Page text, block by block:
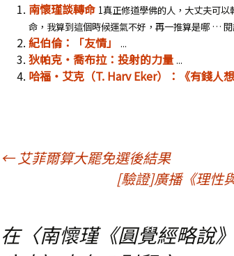
南懷瑾談轉命 1真正修道學佛的人，大丈夫可
命，我算到這個時候運氣不好，再一推算是哪 …
紀伯倫：「友情」 ...
狄帕克‧喬布拉：投射的力量 ...
哈福‧艾克（T. Harv Eker）：《有錢人
←艾菲爾算大罷免選後結果
[驗證]廣播《理性
在〈南懷瑾《圓覺經略說